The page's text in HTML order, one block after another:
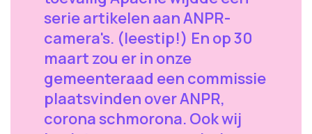
serie artikelen aan ANPR-
camera's. (leestip!) En op 30
maart zou er in onze
gemeenteraad een commissie
plaatsvinden over ANPR,
corona schmorona. Ook wij